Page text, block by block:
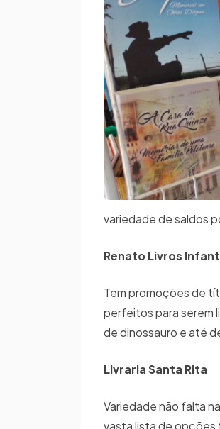
variedade de saldos
Renato Livros
Tem promoções de
perfeitos para serem
de dinossauro e até
Livraria Santa Rita
Variedade não falta
vasta lista de opções